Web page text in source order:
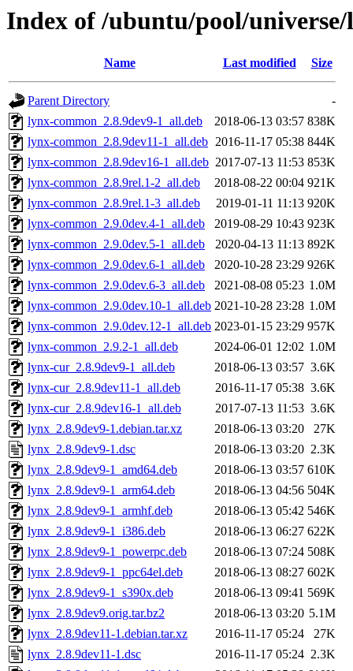
Index of /ubuntu/pool/
Name Last modified Size
Parent Directory
-
lynx-common_2.8.9dev9-1_all.deb
2018-06-13 03:57 838K
lynx-common_2.8.9dev11-1_all.deb 2016-11-17 05:38 844K
lynx-common_2.8.9dev16-1_all.deb 2017-07-13 11:53 853K
lynx-common_2.8.9rel.1-2_all.deb
2018-08-22 00:04 921K
lynx-common_2.8.9rel.1-3_all.deb
2019-01-11 11:13 920K
lynx-common_2.9.0dev.4-1_all.deb
2019-08-29 10:43 923K
lynx-common_2.9.0dev.5-1_all.deb
2020-04-13 11:13 892K
lynx-common_2.9.0dev.6-1_all.deb
2020-10-28 23:29 926K
lynx-common_2.9.0dev.6-3_all.deb
2021-08-08 05:23 1.0M
lynx-common_2.9.0dev.10-1_all.deb 2021-10-28 23:28 1.0M
lynx-common_2.9.0dev.12-1_all.deb 2023-01-15 23:29 957K
lynx-common_2.9.2-1_all.deb
2024-06-01 12:02 1.0M
lynx-cur_2.8.9dev9-1_all.deb
2018-06-13 03:57 3.6K
lynx-cur_2.8.9dev11-1_all.deb
2016-11-17 05:38 3.6K
lynx-cur_2.8.9dev16-1_all.deb
2017-07-13 11:53 3.6K
lynx_2.8.9dev9-1.debian.tar.xz
2018-06-13 03:20
27K
lynx_2.8.9dev9-1.dsc
2018-06-13 03:20 2.3K
lynx_2.8.9dev9-1_amd64.deb
2018-06-13 03:57 610K
lynx_2.8.9dev9-1_arm64.deb
2018-06-13 04:56 504K
lynx_2.8.9dev9-1_armhf.deb
2018-06-13 05:42 546K
lynx_2.8.9dev9-1_i386.deb
2018-06-13 06:27 622K
lynx_2.8.9dev9-1_powerpc.deb
2018-06-13 07:24 508K
lynx_2.8.9dev9-1_ppc64el.deb
2018-06-13 08:27 602K
lynx_2.8.9dev9-1_s390x.deb
2018-06-13 09:41 569K
lynx_2.8.9dev9.orig.tar.bz2
2018-06-13 03:20 5.1M
lynx_2.8.9dev11-1.debian.tar.xz
2016-11-17 05:24
27K
lynx_2.8.9dev11-1.dsc
2016-11-17 05:24 2.3K